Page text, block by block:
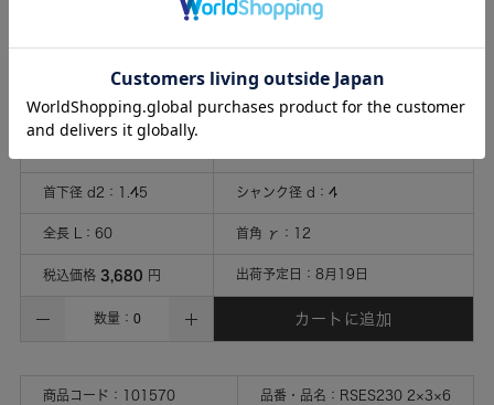
商品コード： 101569 品番・品名： RSE230 1.5×4.5×18
刃径 D：1.5 刃長 ℓ ：4.5
首下径 d2 ： 1.45 シャンク径 d ： 4
全長 L ： 60 首角 γ ： 12
税込価格 3,680 円 出荷予定日： 8月19日
数量： カートに追加
商品コード： 101570 品番・品名： RSES230 2×3×6